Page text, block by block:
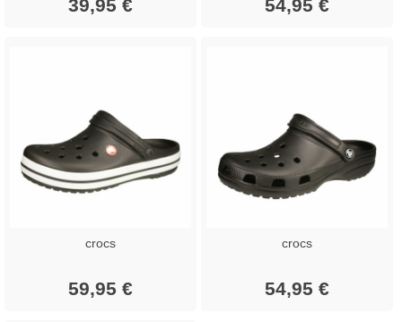
39,95 € 54,95 €
crocs
59,95 €
crocs
54,95 €